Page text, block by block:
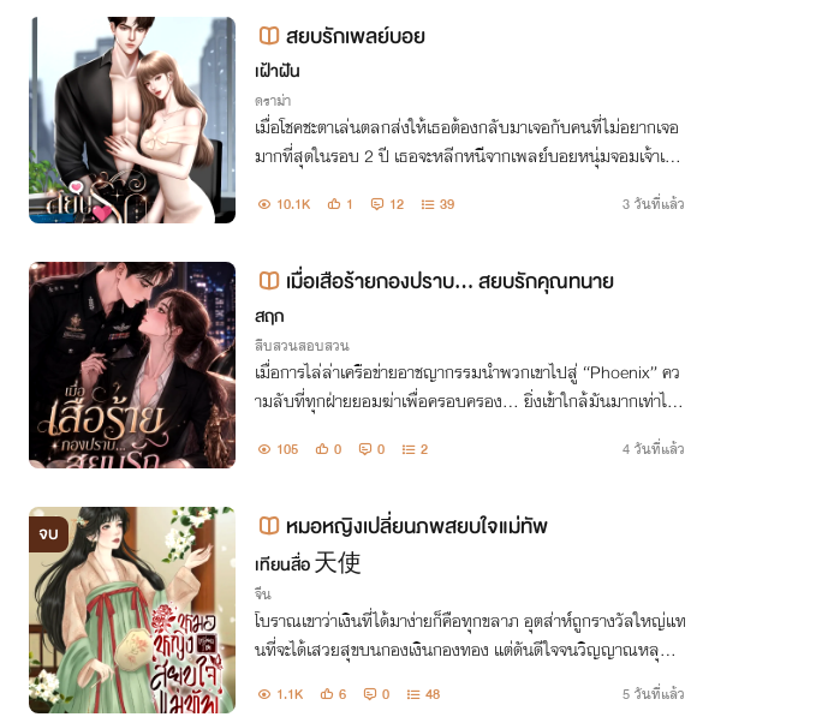
สยบรักเพลย์บอย
เฝ้าฝัน
ดราม่า
เมื่อโชคชะตาเล่นตลกส่งให้เธอต้องกลับมาเจอกับคนที่ไม่อยากเจอ
มากที่สุดในรอบ 2 ปี เธอจะหลีกหนีจากเพลย์บอยหนุ่มจอมเจ้าเล่
10.1K 1 12 39 3 วันที่แล้ว
เมื่อเสือร้ายกองปราบ... สยบรักคุณทนาย
สฤก
สืบสวนสอบสวน
เมื่อการไล่ล่าเครือข่ายอาชญากรรมนำพวกเขาไปสู่ “Phoenix” คว
ามลับที่ทุกฝ่ายยอมฆ่าเพื่อครอบครอง… ยิ่งเข้าใกล้มันมากเท่าไร
105 0 0 2 4 วันที่แล้ว
จบ หมอหญิงเปลี่ยนภพสยบใจแม่ทัพ
เทียนสื่อ 天使
จีน
โบราณเขาว่าเงินที่ได้มาง่ายก็คือทุกขลาภ อุตส่าห์ถูกรางวัลใหญ่แท
นที่จะได้เสวยสุขบนกองเงินกองทอง แต่ดันดีใจจนวิญญาณหลุดไ
ปต่างภพ ซ้ำยังเจองานยากยิ่งกว่าผ่าหิน เมื่อเธอถูกแม่ทัพพญายม
กล่าวหาว่าเป็นสายลับ!
1.1K 6 0 48 5 วันที่แล้ว